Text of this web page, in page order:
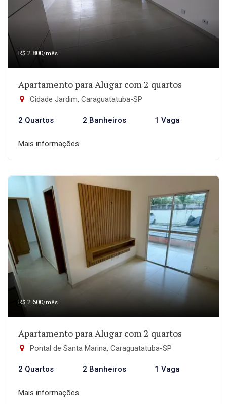
R$ 2.800/mês
Apartamento para Alugar com 2 quartos
Cidade Jardim, Caraguatatuba-SP
2 Quartos 2 Banheiros 1 Vaga
Mais informações
R$ 2.600/mês
Apartamento para Alugar com 2 quartos
Pontal de Santa Marina, Caraguatatuba-SP
2 Quartos 2 Banheiros 1 Vaga
Mais informações